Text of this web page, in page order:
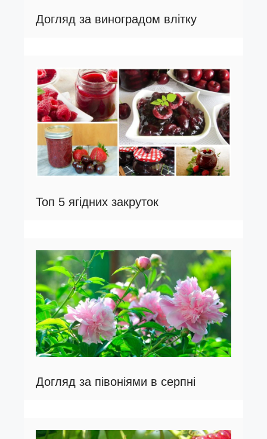
Догляд за виноградом влітку
Топ 5 ягідних закруток
Догляд за півоніями в серпні